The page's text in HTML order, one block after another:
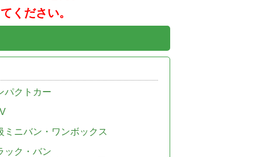
ください。
パクトカー
ミニバン・ワンボックス
ック・バン